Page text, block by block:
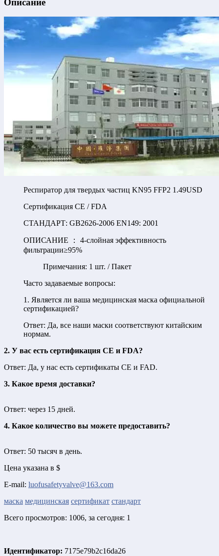
Респиратор для твердых частиц KN95 FFP2 1.49USD
Сертификация CE / FDA
СТАНДАРТ: GB2626-2006 EN149: 2001
ОПИСАНИЕ ： 4-слойная эффективность
фильтрации≥95%
Примечания: 1 шт. / Пакет
Часто задаваемые вопросы:
1. Является ли ваша медицинская маска официальной
сертификацией?
Ответ: Да, все наши маски соответствуют китайским
нормам.
2. У вас есть сертификация CE и FDA?
Ответ: Да, у нас есть сертификаты CE и FAD.
3. Какое время доставки?
Ответ: через 15 дней.
4. Какое количество вы можете предоставить?
Ответ: 50 тысяч в день.
Цена указана в $
E-mail: luofusafetyvalve@163.com
маска медицинская сертификат стандарт
Всего просмотров: 1006, за сегодня: 1
Идентификатор: 7175e79b2c16da26